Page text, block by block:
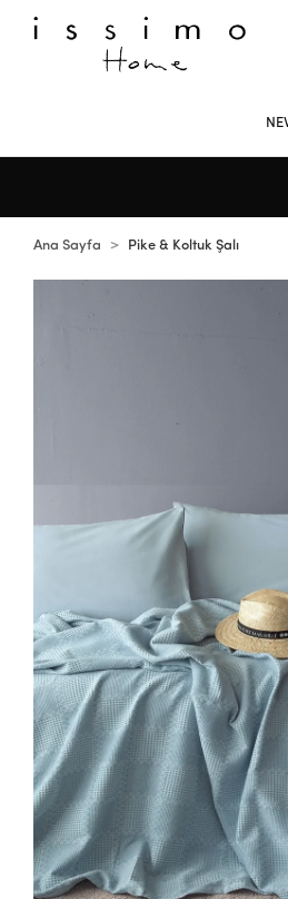
Ana Sayfa Pike & Koltuk Şalı